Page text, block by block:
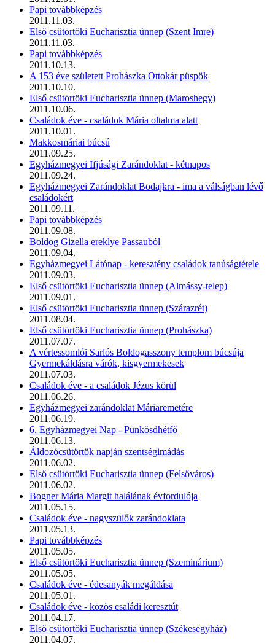
Papi továbbképzés
2011.11.03.
Első csütörtöki Eucharisztia ünnep (Szent Imre)
2011.11.03.
Papi továbbképzés
2011.10.13.
A 153 éve született Prohászka Ottokár püspök
2011.10.10.
Első csütörtöki Eucharisztia ünnep (Maroshegy)
2011.10.06.
Családok éve - családok Mária oltalma alatt
2011.10.01.
Makkosmáriai búcsú
2011.09.25.
Egyházmegyei Ifjúsági Zarándoklat - kétnapos
2011.09.24.
Egyházmegyei Zarándoklat Bodajkra - ima a válságban lévő
családokért
2011.09.11.
Papi továbbképzés
2011.09.08.
Boldog Gizella ereklye Passauból
2011.09.04.
Egyházmegyei Látónap - keresztény családok tanúságtétele
2011.09.03.
Első csütörtöki Eucharisztia ünnep (Almássy-telep)
2011.09.01.
Első csütörtöki Eucharisztia ünnep (Szárazrét)
2011.08.04.
Első csütörtöki Eucharisztia ünnep (Prohászka)
2011.07.07.
A vértessomlói Sarlós Boldogasszony templom búcsúja
Gyermekáldásra várók, kisgyermekesek
2011.07.03.
Családok éve - a családok Jézus körül
2011.06.26.
Egyházmegyei zarándoklat Máriaremetére
2011.06.19.
6. Egyházmegyei Nap - Pünkösdhétfő
2011.06.13.
Áldozócsütörtök napján szentségimádás
2011.06.02.
Első csütörtöki Eucharisztia ünnep (Felsőváros)
2011.06.02.
Bogner Mária Margit halálának évfordulója
2011.05.15.
Családok éve - nagyszülők zarándoklata
2011.05.13.
Papi továbbképzés
2011.05.05.
Első csütörtöki Eucharisztia ünnep (Szeminárium)
2011.05.05.
Családok éve - édesanyák megáldása
2011.05.01.
Családok éve - közös családi keresztút
2011.04.17.
Első csütörtöki Eucharisztia ünnep (Székesegyház)
2011.04.07.